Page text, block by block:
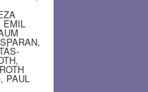
EMIL
PAUL